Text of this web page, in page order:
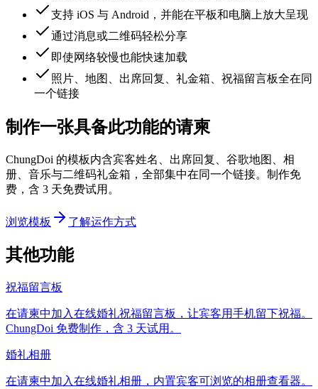
支持 iOS 与 Android，并能在平板和电脑上放大呈现
通过消息或二维码轻松分享
即使网络较慢也能快速加载
照片、地图、出席回复、礼金箱、祝福留言板全在同
一个链接
制作一张具备此功能的请柬
ChungDoi 的模板内含宾客姓名、出席回复、谷歌地图、相
册、音乐与二维码礼金箱，全部集中在同一个链接。制作免
费，含 3 天免费试用。
浏览模板 了解运作方式
其他功能
祝福留言板
在请柬中加入在线婚礼祝福留言板，让宾客用手机留下祝福。
ChungDoi 免费制作，含 3 天试用。
婚礼相册
在请柬中加入在线婚礼相册，内置宾客可浏览的相册查看器。